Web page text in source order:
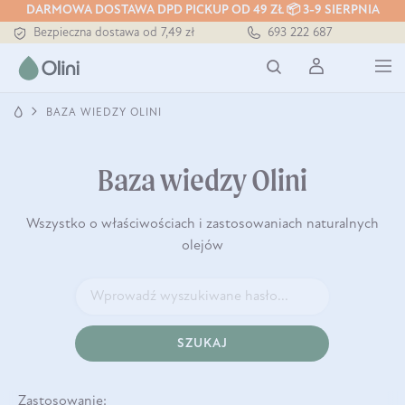
DARMOWA DOSTAWA DPD PICKUP OD 49 ZŁ 📦 3-9 SIERPNIA
Tłoczony zawsze na zimno
Bezpieczna dostawa od 7,49 zł
Tłoczony zawsze na zimno
693 222 687
BAZA WIEDZY OLINI
Baza wiedzy Olini
Wszystko o właściwościach i zastosowaniach naturalnych
olejów
SZUKAJ
Zastosowanie: